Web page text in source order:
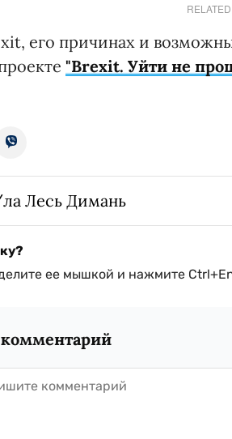
его причинах и
"Brexit. Уйти не
Лесь Димань
ее мышкой и нажмите